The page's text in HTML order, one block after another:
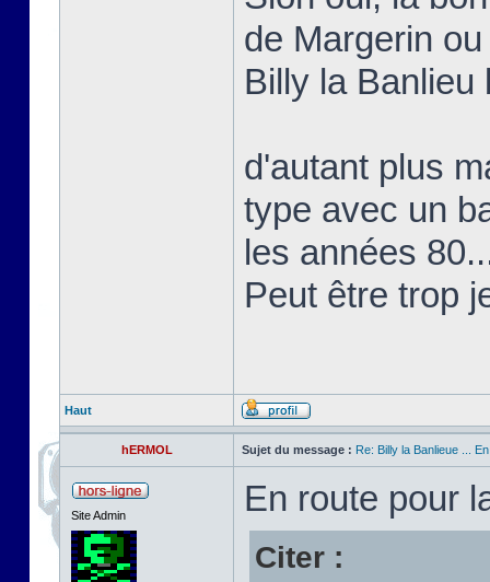
de Margerin
Billy la Banlieu
d'autant plus
type avec un
les années
Peut être trop
Haut
hERMOL Sujet du message : Re: Billy la Banlieue ...
Site Admin En route pour
Citer :